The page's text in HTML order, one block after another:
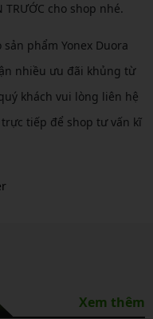
TRƯỚC cho shop nhé.
phẩm Yonex Duora
nhiều ưu đãi khủng từ
khách vui lòng liên hệ
tiếp để shop tư vấn kĩ
Xem thêm